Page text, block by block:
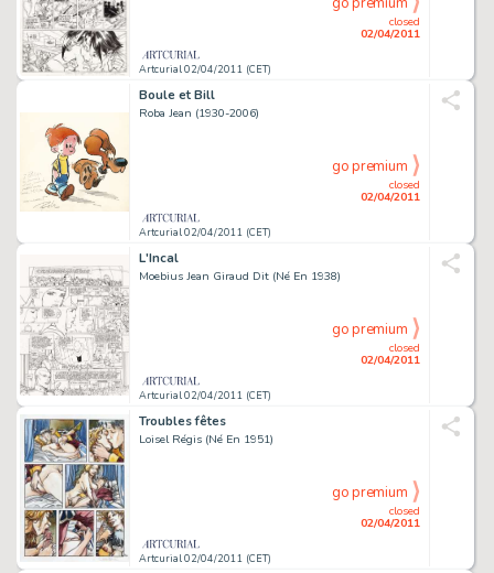
Artcurial 02/04/2011 (CET)
closed
02/04/2011
Boule et Bill
Roba Jean (1930-2006)
Artcurial 02/04/2011 (CET)
closed
02/04/2011
go premium
L'Incal
Moebius Jean Giraud Dit (Né En 1938)
Artcurial 02/04/2011 (CET)
closed
02/04/2011
go premium
Troubles fêtes
Loisel Régis (Né En 1951)
Artcurial 02/04/2011 (CET)
closed
02/04/2011
go premium